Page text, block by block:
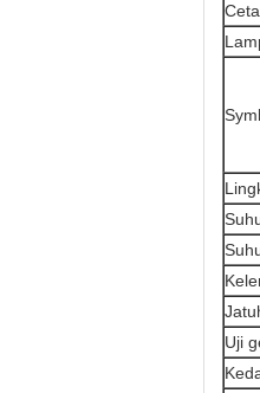
Uji